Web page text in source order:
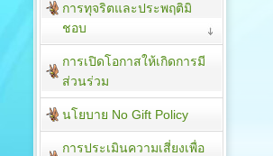
การทุจริตและประพฤติมิ
ชอบ
การเปิดโอกาสให้เกิดการมี
ส่วนร่วม
นโยบาย No Gift Policy
การประเมินความเสี่ยงเพื่อ